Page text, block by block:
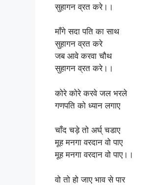
सुहागन व्रत करे।।
माँगे सदा पति का साथ
सुहागन व्रत करे
जब आवे करवा चौथ
सुहागन व्रत करे।।
कोरे कोरे करवे जल भरले
गणपति को ध्यान लगाए
चाँद चड़े तो अर्घ् चडाए
मूह मनगा वरदान वो पाए
मूह मनगा वरदान वो पाए।।
वो तो हो जाए भाव से पार